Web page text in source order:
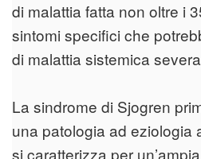
di malattia fatta non oltre i
sintomi specifici che
di malattia sistemica
La sindrome di Sjogren
una patologia ad eziologia
si caratterizza per